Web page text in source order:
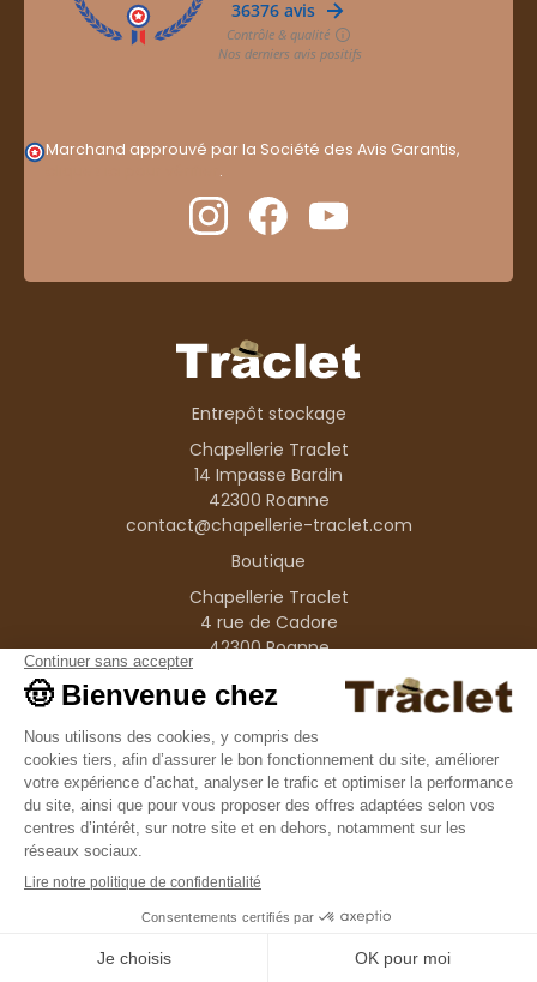
Marchand approuvé par la Société des Avis Garantis,
.
Entrepôt stockage
Chapellerie Traclet
14 Impasse Bardin
42300 Roanne
contact@chapellerie-traclet.com
Boutique
Chapellerie Traclet
4 rue de Cadore
42300 Roanne
Produits
Nos marques